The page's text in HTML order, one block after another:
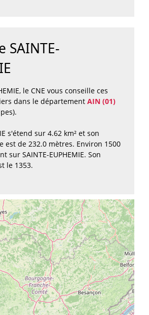
SAINTE-
le CNE vous conseille ces
dans le département AIN (01)
s'étend sur 4.62 km² et son
est de 232.0 mètres. Environ 1500
sur SAINTE-EUPHEMIE. Son
le 1353.